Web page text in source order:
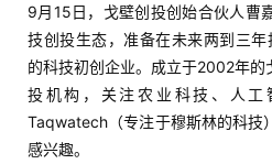
9月15日，戈壁创投创始合伙人曹
技创投生态，准备在未来两到三
的科技初创企业。成立于2002年的
投机构，关注农业科技、人工
Taqwatech（专注于穆斯林的科技
感兴趣。